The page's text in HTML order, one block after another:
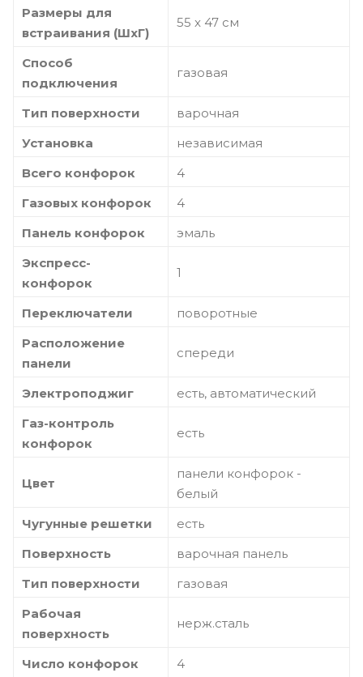
Размеры для
встраивания (ШхГ)
55 x 47 см
Способ
подключения
газовая
Тип поверхности
варочная
Установка
независимая
Всего конфорок
4
Газовых конфорок
4
Панель конфорок
эмаль
Экспресс-
конфорок
1
Переключатели
поворотные
Расположение
панели
спереди
Электроподжиг
есть, автоматический
Газ-контроль
конфорок
есть
Цвет
панели конфорок -
белый
Чугунные решетки
есть
Поверхность
варочная панель
Тип поверхности
газовая
Рабочая
поверхность
нерж.сталь
Число конфорок 4